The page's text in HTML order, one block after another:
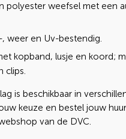
polyester weefsel met een
weer en Uv-bestendig.
kopband, lusje en koord;
clips.
is beschikbaar in
keuze en bestel jouw
van de DVC.